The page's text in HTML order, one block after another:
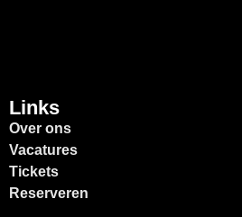
Links
Over ons
Vacatures
Tickets
Reserveren